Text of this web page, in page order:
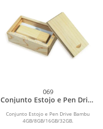
069
Conjunto Estojo e Pen Drive
Conjunto Estojo e Pen Drive Bambu
4GB/8GB/16GB/32GB.